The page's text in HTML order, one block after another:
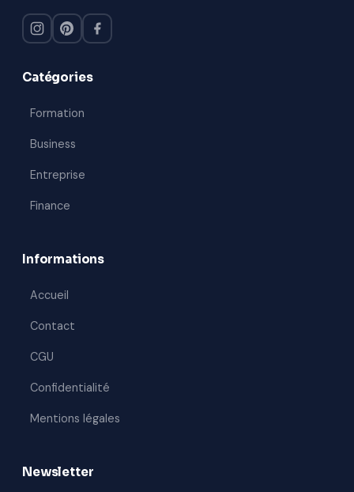
Catégories
Formation
Business
Entreprise
Finance
Informations
Accueil
Contact
CGU
Confidentialité
Mentions légales
Newsletter